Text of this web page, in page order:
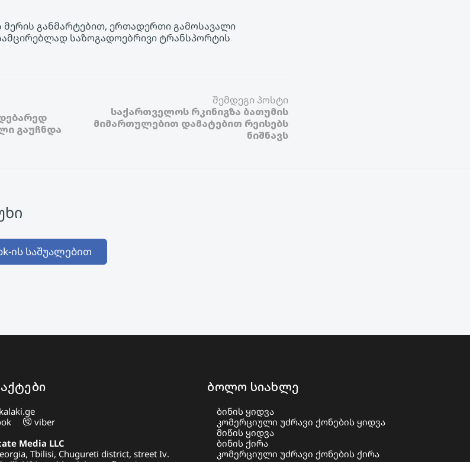
განმარტებით, ერთადერთი გამოსავალი
საზოგადოებრივი ტრანსპორტის
გაუჩნდა
შემდეგი პოსტი
საქართველოს რკინიგზა ბათუმის
მიმართულებით დამატებით რეისებს
ნიშნავს
ის საშუალებით
viber
Media LLC
Tbilisi, Chugureti district, street Iv.
ბოლო სიახლე
ბინის ყიდვა
კომერციული უძრავი ქონების ყიდვა
მიწის ყიდვა
ბინის ქირა
კომერციული უძრავი ქონების ქირა